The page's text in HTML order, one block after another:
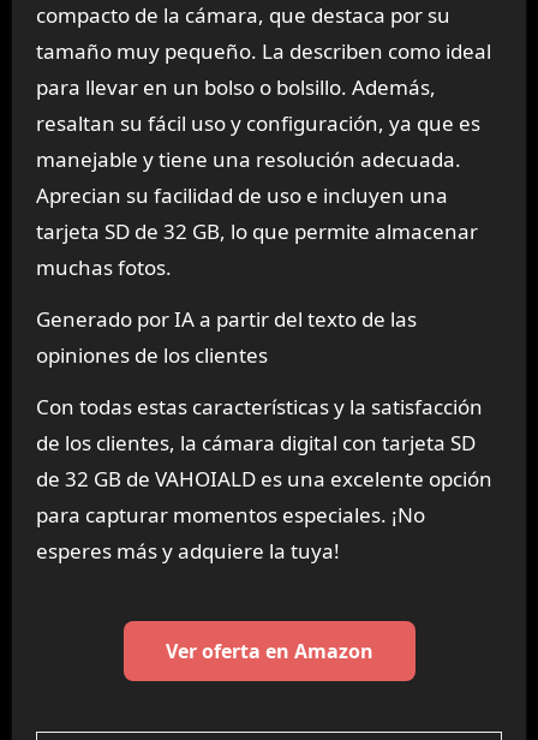
compacto de la cámara, que destaca por su
tamaño muy pequeño. La describen como ideal
para llevar en un bolso o bolsillo. Además,
resaltan su fácil uso y configuración, ya que es
manejable y tiene una resolución adecuada.
Aprecian su facilidad de uso e incluyen una
tarjeta SD de 32 GB, lo que permite almacenar
muchas fotos.
Generado por IA a partir del texto de las
opiniones de los clientes
Con todas estas características y la satisfacción
de los clientes, la cámara digital con tarjeta SD
de 32 GB de VAHOIALD es una excelente opción
para capturar momentos especiales. ¡No
esperes más y adquiere la tuya!
Ver oferta en Amazon